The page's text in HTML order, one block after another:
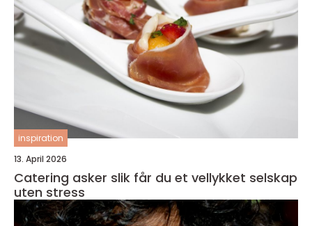
inspiration
13. April 2026
Catering asker slik får du et vellykket selskap
uten stress